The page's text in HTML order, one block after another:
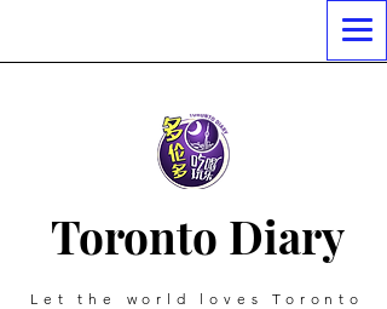
Toronto Diary
Let the world loves Toronto